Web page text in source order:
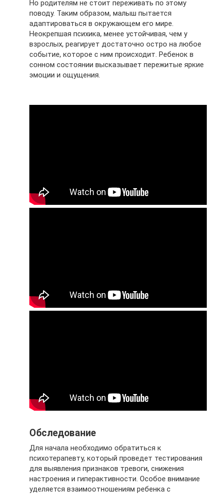
Но родителям не стоит переживать по этому
поводу. Таким образом, малыш пытается
адаптироваться в окружающем его мире.
Неокрепшая психика, менее устойчивая, чем у
взрослых, реагирует достаточно остро на любое
событие, которое с ним происходит. Ребенок в
сонном состоянии высказывает пережитые яркие
эмоции и ощущения.
Обследование
Для начала необходимо обратиться к
психотерапевту, который проведет тестирования
для выявления признаков тревоги, снижения
настроения и гиперактивности. Особое внимание
уделяется взаимоотношениям ребенка с